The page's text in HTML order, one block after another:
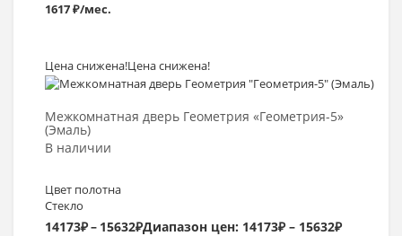
1617 ₽/мес.
Цена снижена!Цена снижена!
Межкомнатная дверь Геометрия «Геометрия-5»
(Эмаль)
В наличии
Цвет полотна
Стекло
14173₽– 15632₽Диапазон цен: 14173₽ – 15632₽
Выбрать >